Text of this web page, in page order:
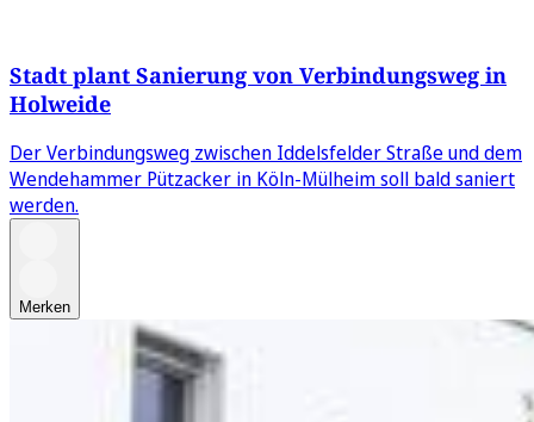
Stadt plant Sanierung von Verbindungsweg in
Holweide
Der Verbindungsweg zwischen Iddelsfelder Straße und dem
Wendehammer Pützacker in Köln-Mülheim soll bald saniert
werden.
Merken